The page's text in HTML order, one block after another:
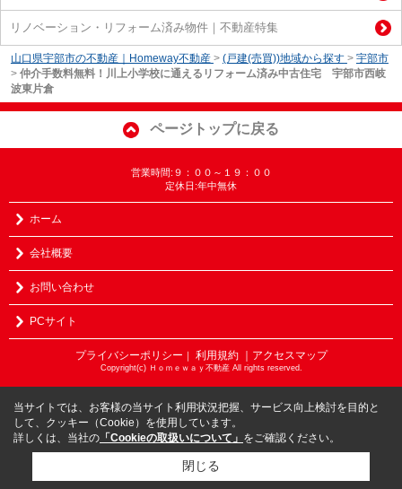
リノベーション・リフォーム済み物件｜不動産特集
山口県宇部市の不動産｜Homeway不動産 > (戸建(売買))地域から探す > 宇部市
> 仲介手数料無料！川上小学校に通えるリフォーム済み中古住宅 宇部市西岐
波東片倉
ページトップに戻る
営業時間:９：００～１９：００
定休日:年中無休
ホーム
会社概要
お問い合わせ
PCサイト
プライバシーポリシー ｜ 利用規約 ｜アクセスマップ
Copyright(c) Ｈｏｍｅｗａｙ不動産 All rights reserved.
当サイトでは、お客様の当サイト利用状況把握、サービス向上検討を目的と
して、クッキー（Cookie）を使用しています。
詳しくは、当社の 「Cookieの取扱いについて」 をご確認ください。
閉じる